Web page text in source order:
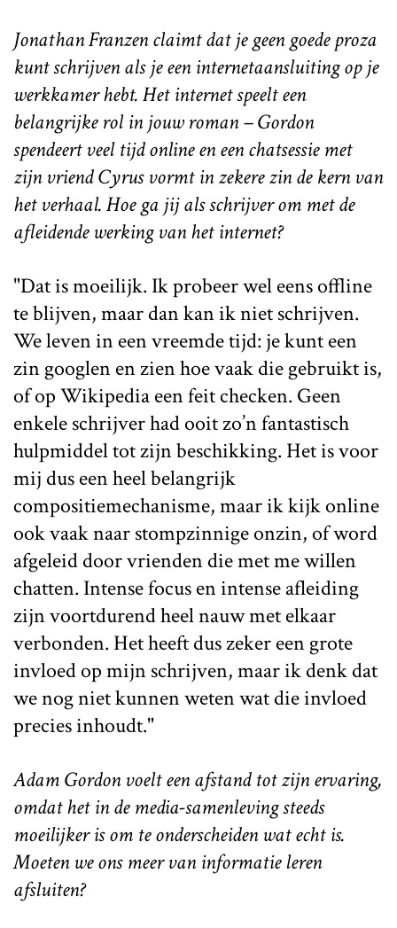
Jonathan Franzen claimt dat je geen goede proza
kunt schrijven als je een internetaansluiting op je
werkkamer hebt. Het internet speelt een
belangrijke rol in jouw roman – Gordon
spendeert veel tijd online en een chatsessie met
zijn vriend Cyrus vormt in zekere zin de kern van
het verhaal. Hoe ga jij als schrijver om met de
afleidende werking van het internet?
"Dat is moeilijk. Ik probeer wel eens offline
te blijven, maar dan kan ik niet schrijven.
We leven in een vreemde tijd: je kunt een
zin googlen en zien hoe vaak die gebruikt is,
of op Wikipedia een feit checken. Geen
enkele schrijver had ooit zo’n fantastisch
hulpmiddel tot zijn beschikking. Het is voor
mij dus een heel belangrijk
compositiemechanisme, maar ik kijk online
ook vaak naar stompzinnige onzin, of word
afgeleid door vrienden die met me willen
chatten. Intense focus en intense afleiding
zijn voortdurend heel nauw met elkaar
verbonden. Het heeft dus zeker een grote
invloed op mijn schrijven, maar ik denk dat
we nog niet kunnen weten wat die invloed
precies inhoudt."
Adam Gordon voelt een afstand tot zijn ervaring,
omdat het in de media-samenleving steeds
moeilijker is om te onderscheiden wat echt is.
Moeten we ons meer van informatie leren
afsluiten?